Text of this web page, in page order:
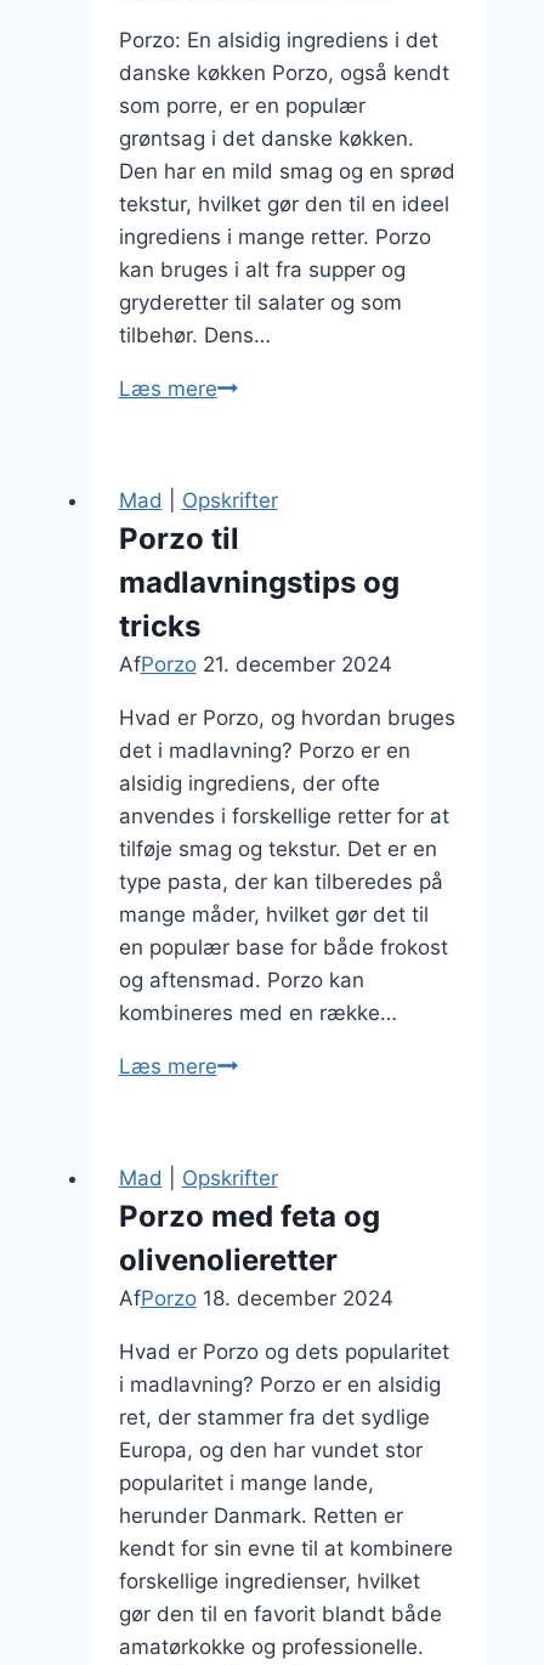
Porzo: En alsidig ingrediens i det
danske køkken Porzo, også kendt
som porre, er en populær
grøntsag i det danske køkken.
Den har en mild smag og en sprød
tekstur, hvilket gør den til en ideel
ingrediens i mange retter. Porzo
kan bruges i alt fra supper og
gryderetter til salater og som
tilbehør. Dens…
Læs merePorzo
fløde
Mad Opskrifter
Porzo til
madlavningstips og
tricks
AfPorzo 21. december 2024
Hvad er Porzo, og hvordan bruges
det i madlavning? Porzo er en
alsidig ingrediens, der ofte
anvendes i forskellige retter for at
tilføje smag og tekstur. Det er en
type pasta, der kan tilberedes på
mange måder, hvilket gør det til
en populær base for både frokost
og aftensmad. Porzo kan
kombineres med en række…
Læs merePorzo
tricks
Mad Opskrifter
Porzo med feta og
olivenolieretter
AfPorzo 18. december 2024
Hvad er Porzo og dets popularitet
i madlavning? Porzo er en alsidig
ret, der stammer fra det sydlige
Europa, og den har vundet stor
popularitet i mange lande,
herunder Danmark. Retten er
kendt for sin evne til at kombinere
forskellige ingredienser, hvilket
gør den til en favorit blandt både
amatørkokke og professionelle.